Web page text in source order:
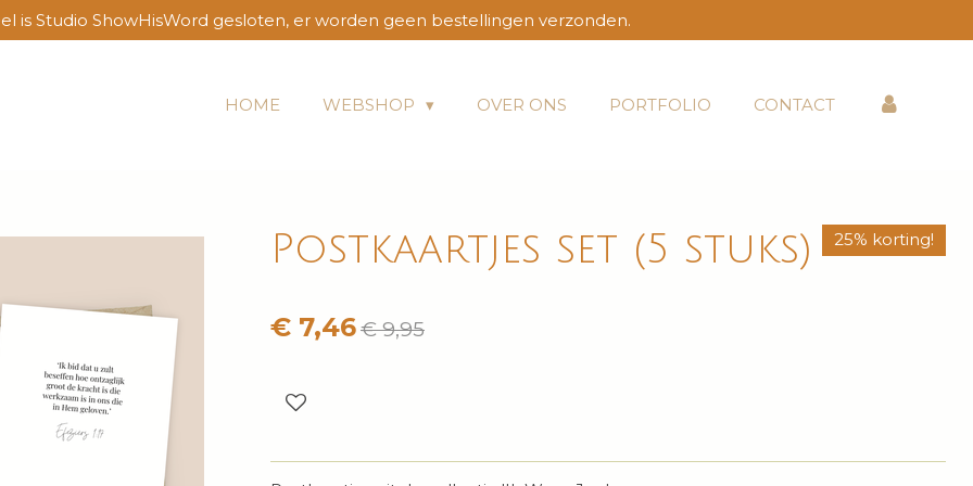
is Studio ShowHisWord gesloten, er worden geen bestellingen verzonden.
HOME WEBSHOP OVER ONS PORTFOLIO CONTACT
Postkaartjes set (5 stuks) 25% korting!
€ 7,46€ 9,95